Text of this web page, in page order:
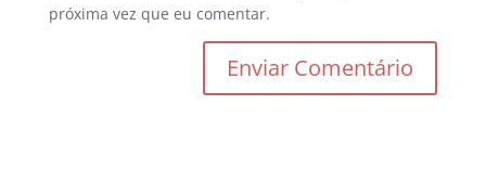
próxima vez que eu comentar.